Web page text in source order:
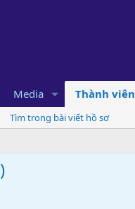
Media Thành viên
Tìm trong bài viết hồ sơ
)